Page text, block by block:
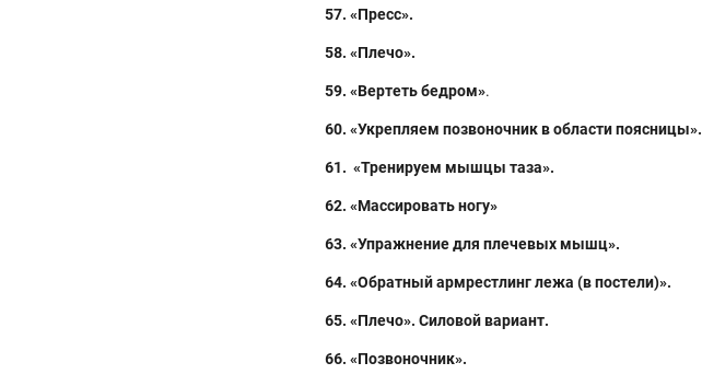
57. «Пресс».
58. «Плечо».
59. «Вертеть бедром».
60. «Укрепляем позвоночник в области поясницы».
61. «Тренируем мышцы таза».
62. «Массироватьногу»
63. «Упражнение для плечевых мышц».
64. «Обратный армрестлинг лежа (в постели)».
65. «Плечо». Силовой вариант.
66. «Позвоночник».